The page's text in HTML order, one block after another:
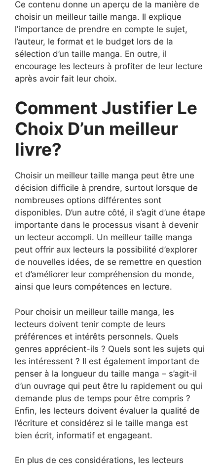
Ce contenu donne un aperçu de la manière de
choisir un meilleur taille manga. Il explique
l’importance de prendre en compte le sujet,
l’auteur, le format et le budget lors de la
sélection d’un taille manga. En outre, il
encourage les lecteurs à profiter de leur lecture
après avoir fait leur choix.
Comment Justifier Le
Choix D’un meilleur
livre?
Choisir un meilleur taille manga peut être une
décision difficile à prendre, surtout lorsque de
nombreuses options différentes sont
disponibles. D’un autre côté, il s’agit d’une étape
importante dans le processus visant à devenir
un lecteur accompli. Un meilleur taille manga
peut offrir aux lecteurs la possibilité d’explorer
de nouvelles idées, de se remettre en question
et d’améliorer leur compréhension du monde,
ainsi que leurs compétences en lecture.
Pour choisir un meilleur taille manga, les
lecteurs doivent tenir compte de leurs
préférences et intérêts personnels. Quels
genres apprécient-ils ? Quels sont les sujets qui
les intéressent ? Il est également important de
penser à la longueur du taille manga – s’agit-il
d’un ouvrage qui peut être lu rapidement ou qui
demande plus de temps pour être compris ?
Enfin, les lecteurs doivent évaluer la qualité de
l’écriture et considérez si le taille manga est
bien écrit, informatif et engageant.
En plus de ces considérations, les lecteurs